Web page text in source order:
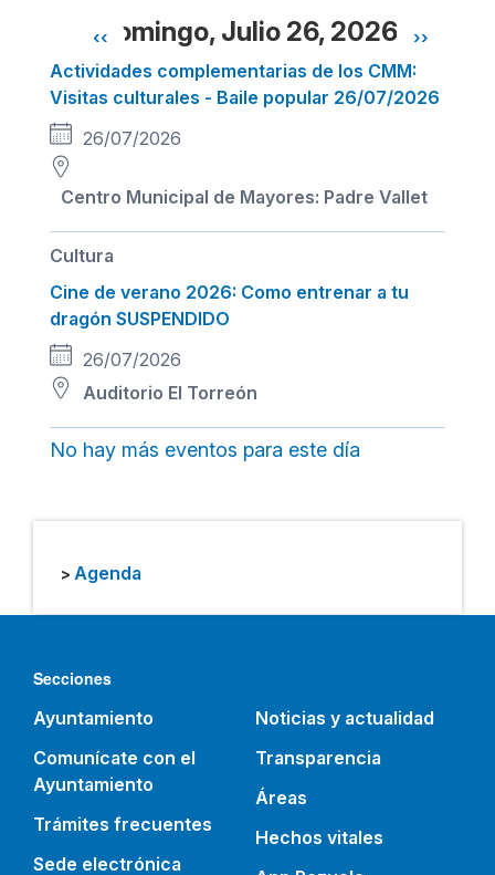
Domingo, Julio 26, 2026
Paginación
‹‹
››
Actividades complementarias de los CMM:
Visitas culturales - Baile popular 26/07/2026
26/07/2026
Centro Municipal de Mayores: Padre Vallet
Cultura
Cine de verano 2026: Como entrenar a tu
dragón SUSPENDIDO
26/07/2026
Auditorio El Torreón
No hay más eventos para este día
> Agenda
Secciones
Ayuntamiento
Comunícate con el
Ayuntamiento
Trámites frecuentes
Sede electrónica
Noticias y actualidad
Transparencia
Áreas
Hechos vitales